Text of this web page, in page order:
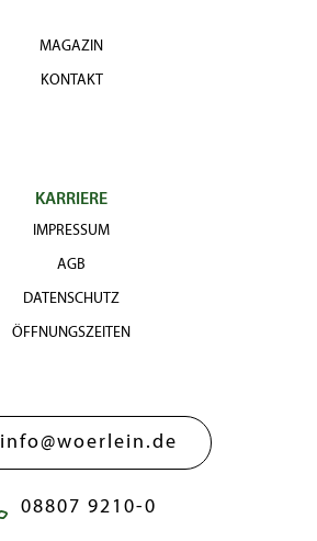
MAGAZIN
KONTAKT
KARRIERE
IMPRESSUM
AGB
DATENSCHUTZ
ÖFFNUNGSZEITEN
info@woerlein.de
08807 9210-0